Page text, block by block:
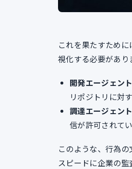
これを果たすため
視化する必要があり
開発エージェン
リポジトリに対
調達エージェン
信が許可されて
このような、行為
スピードに企業の監